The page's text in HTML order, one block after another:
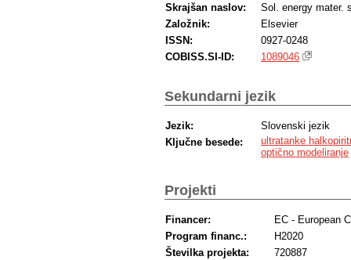
Skrajšan naslov:
Sol. energy mater.
Založnik:
Elsevier
ISSN:
0927-0248
COBISS.SI-ID:
1089046
Sekundarni jezik
Jezik:
Slovenski jezik
Ključne besede:
ultratanke
optično modeliranje
Projekti
Financer:
EC - European
Program financ.:
H2020
Številka projekta:
720887